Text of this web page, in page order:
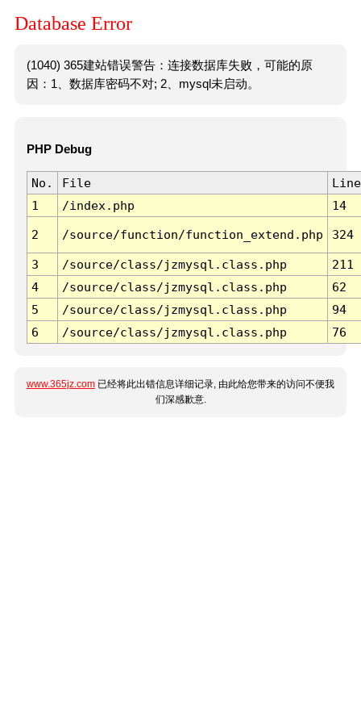
Database Error
(1040) 365建站错误警告：连接数据库失败，可能的原
因：1、数据库密码不对; 2、mysql未启动。
PHP Debug
No. File
Line
1
/index.php 14
2 /source/function/function_extend.php 324
3 /source/class/jzmysql.class.php
211
4
/source/class/jzmysql.class.php
62
5
/source/class/jzmysql.class.php
94
6
/source/class/jzmysql.class.php 76
www.365jz.com 已经将此出错信息详细记录, 由此给您带来的访问不便我
们深感歉意.